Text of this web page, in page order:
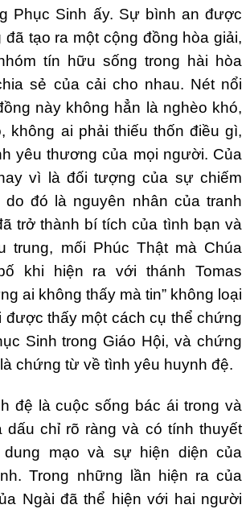
Phục Sinh ấy. Sự bình an được
tạo ra một cộng đồng hòa giải,
tín hữu sống trong hài hòa
sẻ của cải cho nhau. Nét nổi
này không hẳn là nghèo khó,
không ai phải thiếu thốn điều gì,
yêu thương của mọi người. Của
vì là đối tượng của sự chiếm
đó là nguyên nhân của tranh
trở thành bí tích của tình bạn và
trung, mối Phúc Thật mà Chúa
khi hiện ra với thánh Tomas
ai không thấy mà tin” không loại
được thấy một cách cụ thể chứng
Sinh trong Giáo Hội, và chứng
chứng từ về tình yêu huynh đệ.
đệ là cuộc sống bác ái trong và
dấu chỉ rõ ràng và có tính thuyết
dung mạo và sự hiện diện của
Trong những lần hiện ra của
Ngài đã thể hiện với hai người